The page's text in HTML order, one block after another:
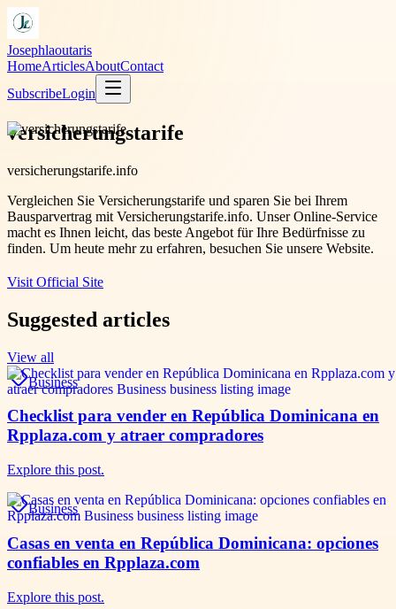
Josephlaoutaris
HomeArticlesAboutContact
SubscribeLogin
versicherungstarife
versicherungstarife.info
Vergleichen Sie Versicherungstarife und sparen Sie bei Ihrem
Bausparvertrag mit Versicherungstarife.info. Unser Online-Service
macht es Ihnen leicht, das beste Angebot für Ihre Bedürfnisse zu
finden. Um heute mehr zu erfahren, besuchen Sie unsere Website.
Visit Official Site
Suggested articles
View all
Business
Checklist para vender en República Dominicana en
Rpplaza.com y atraer compradores
Explore this post.
Business
Casas en venta en República Dominicana: opciones
confiables en Rpplaza.com
Explore this post.